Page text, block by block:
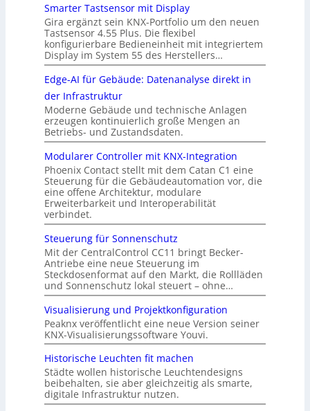
Smarter Tastsensor mit Display
Gira ergänzt sein KNX-Portfolio um den neuen
Tastsensor 4.55 Plus. Die flexibel
konfigurierbare Bedieneinheit mit integriertem
Display im System 55 des Herstellers…
Edge-AI für Gebäude: Datenanalyse direkt in
der Infrastruktur
Moderne Gebäude und technische Anlagen
erzeugen kontinuierlich große Mengen an
Betriebs- und Zustandsdaten.
Modularer Controller mit KNX-Integration
Phoenix Contact stellt mit dem Catan C1 eine
Steuerung für die Gebäudeautomation vor, die
eine offene Architektur, modulare
Erweiterbarkeit und Interoperabilität
verbindet.
Steuerung für Sonnenschutz
Mit der CentralControl CC11 bringt Becker-
Antriebe eine neue Steuerung im
Steckdosenformat auf den Markt, die Rollläden
und Sonnenschutz lokal steuert – ohne…
Visualisierung und Projektkonfiguration
Peaknx veröffentlicht eine neue Version seiner
KNX-Visualisierungssoftware Youvi.
Historische Leuchten fit machen
Städte wollen historische Leuchtendesigns
beibehalten, sie aber gleichzeitig als smarte,
digitale Infrastruktur nutzen.